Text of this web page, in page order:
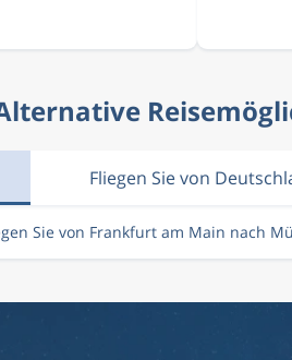
Fliegen Sie von
Sie von Frankfurt am Main nach